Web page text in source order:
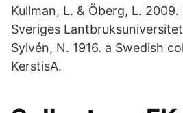
Kullman, L. & Öberg, L.
Sveriges
Sylvén, N. 1916. a Swedish
KerstisA.